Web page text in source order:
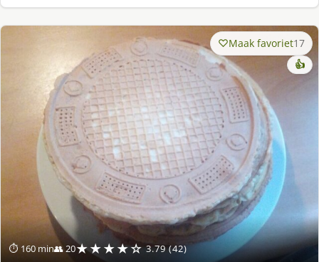
⏱ 160 min👥 20★★★★☆ 3.79 (42)
Maak favoriet17
👍